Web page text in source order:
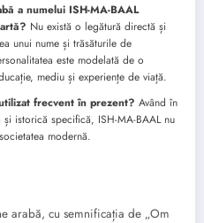
a numelui ISH-MA-BAAL
Nu există o legătură directă și
unui nume și trăsăturile de
este modelată de o
mediu și experiențe de viață.
frecvent în prezent? Având în
istorică specifică, ISH-MA-BAAL nu
modernă.
arabă, cu semnificația de „Om